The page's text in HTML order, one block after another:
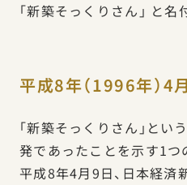
「新築そっくりさん」 と名
平成8年（1996年）4
「新築そっくりさん」とい
発であったことを示す1つ
平成8年4月9日、日本経済